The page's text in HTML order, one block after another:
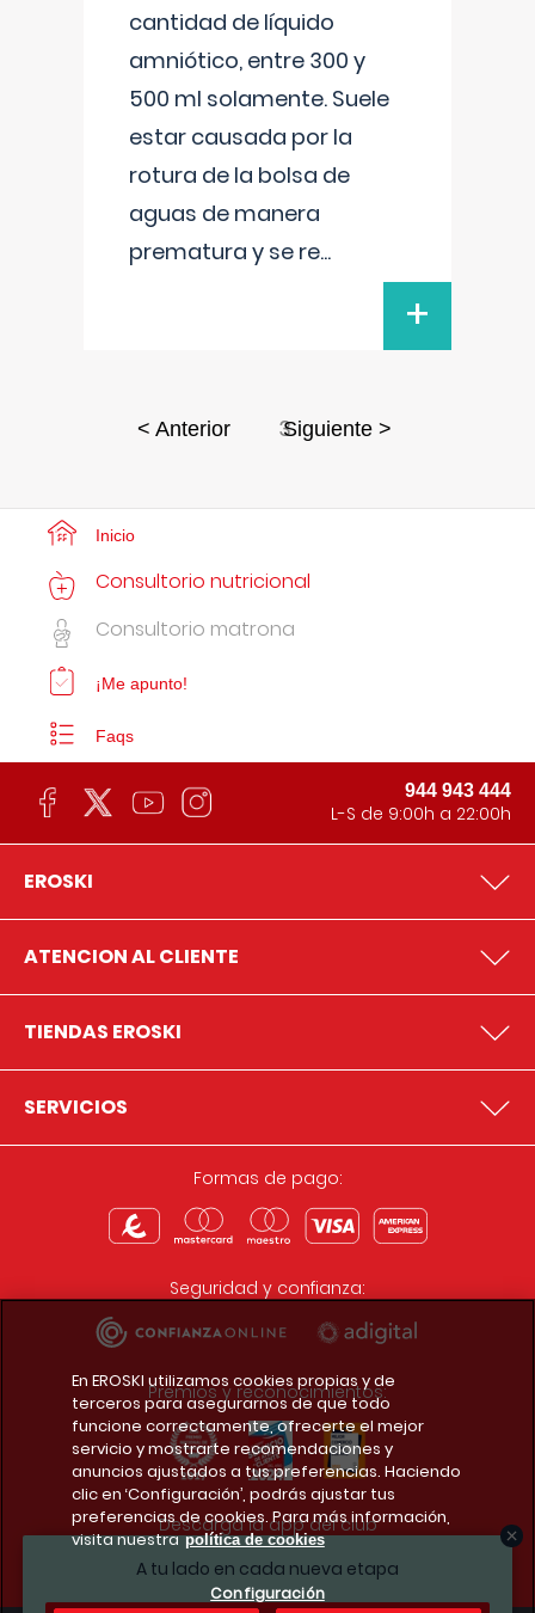
cantidad de líquido
amniótico, entre 300 y
500 ml solamente. Suele
estar causada por la
rotura de la bolsa de
aguas de manera
prematura y se re...
+
< Anterior 3Siguiente >
A tu lado en cada nueva etapa
Inicio
Consultorio nutricional
Consultorio matrona
¡Me apunto!
Faqs
944 943 444
L-S de 9:00h a 22:00h
EROSKI
ATENCION AL CLIENTE
TIENDAS EROSKI
SERVICIOS
Formas de pago:
Seguridad y confianza:
Premios y reconocimientos:
Descarga la app del club
En EROSKI utilizamos cookies propias y de
terceros para asegurarnos de que todo
funcione correctamente, ofrecerte el mejor
servicio y mostrarte recomendaciones y
anuncios ajustados a tus preferencias. Haciendo
clic en ‘Configuración’, podrás ajustar tus
preferencias de cookies. Para más información,
visita nuestra política de cookies
Configuración